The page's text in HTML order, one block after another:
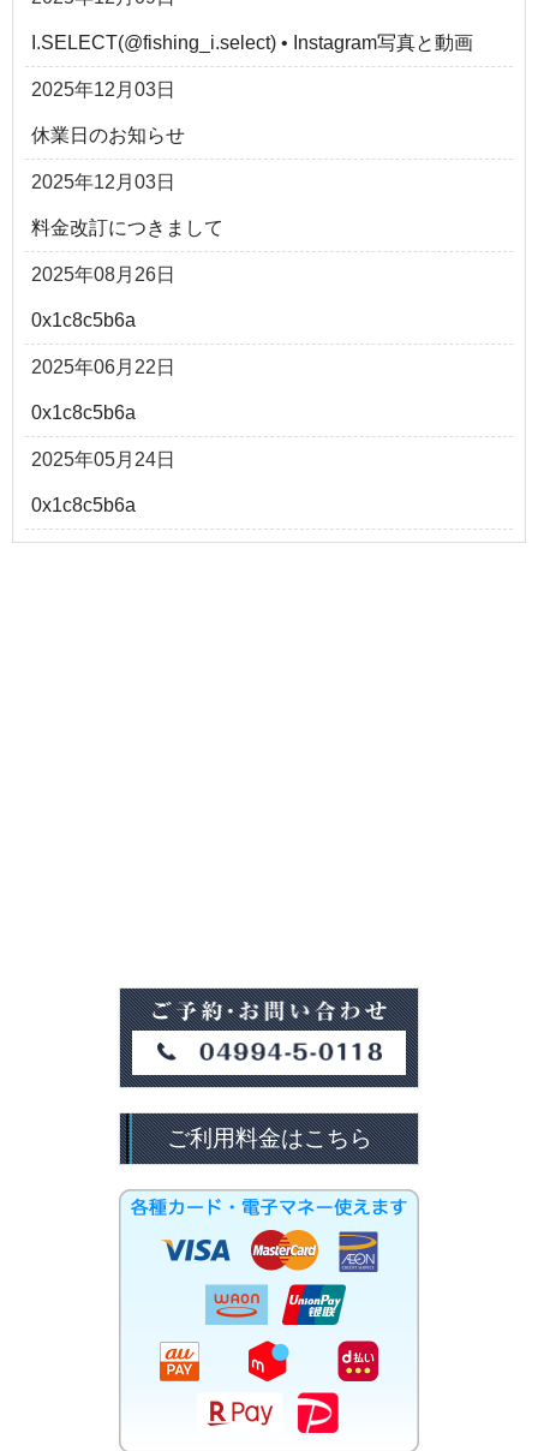
I.SELECT(@fishing_i.select) • Instagram写真と動画
2025年12月03日
休業日のお知らせ
2025年12月03日
料金改訂につきまして
2025年08月26日
0x1c8c5b6a
2025年06月22日
0x1c8c5b6a
2025年05月24日
0x1c8c5b6a
ご利用料金はこちら